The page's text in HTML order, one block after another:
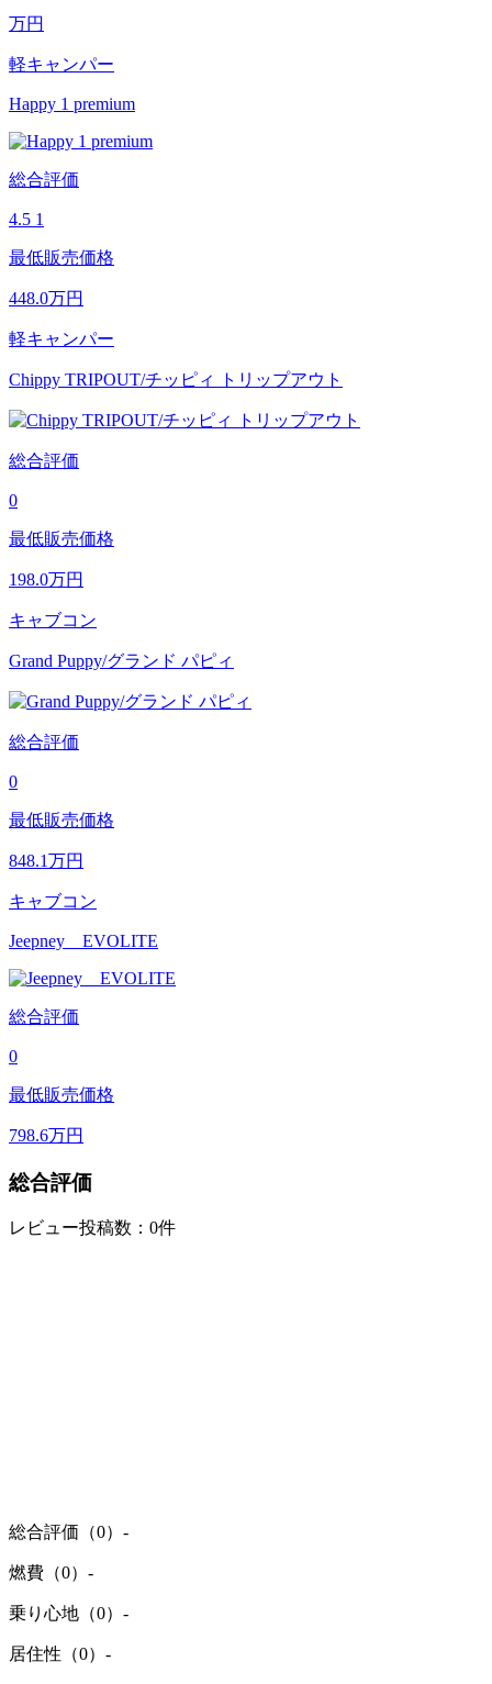
万円
軽キャンパー
Happy 1 premium
総合評価
4.5 1
最低販売価格
448.0万円
軽キャンパー
Chippy TRIPOUT/チッピィ トリップアウト
総合評価
0
最低販売価格
198.0万円
キャブコン
Grand Puppy/グランド パピィ
総合評価
0
最低販売価格
848.1万円
キャブコン
Jeepney EVOLITE
総合評価
0
最低販売価格
798.6万円
総合評価
レビュー投稿数：0件
総合評価（0） -
燃費（0） -
乗り心地（0） -
居住性（0） -